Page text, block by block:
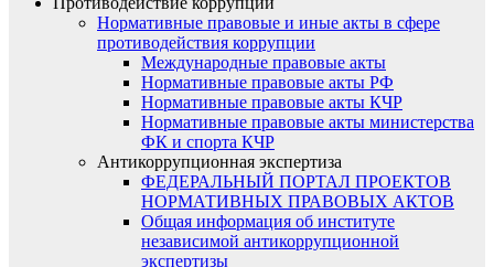
Нормативные правовые и иные акты в сфере
противодействия коррупции
Международные правовые акты
Нормативные правовые акты РФ
Нормативные правовые акты КЧР
Нормативные правовые акты министерства
ФК и спорта КЧР
Антикоррупционная экспертиза
ФЕДЕРАЛЬНЫЙ ПОРТАЛ ПРОЕКТОВ
НОРМАТИВНЫХ ПРАВОВЫХ АКТОВ
Общая информация об институте
независимой антикоррупционной
экспертизы